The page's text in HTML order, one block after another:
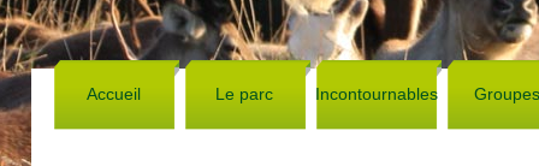
Accueil Le parc Incontournables Groupes